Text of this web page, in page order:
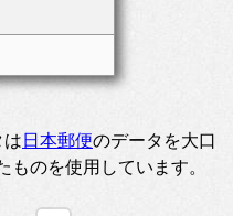
日本郵便のデータを大口
のを使用しています。